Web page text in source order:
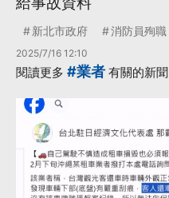
新北市政府 消防員殉職
2025/7/16 12:10
閱讀更多 #業者 有關的新聞